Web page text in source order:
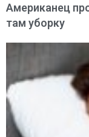
Американец
там уборку